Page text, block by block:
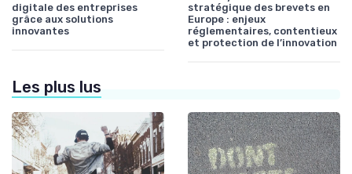
digitale des entreprises
grâce aux solutions
innovantes
stratégique des brevets en
Europe : enjeux
réglementaires, contentieux
et protection de l’innovation
Les plus lus